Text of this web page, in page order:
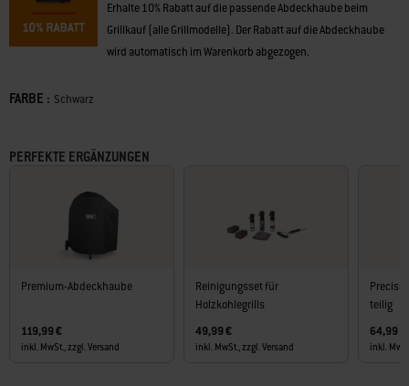
besonders lange Haltbarkeit
• Deckellüfter Rapidfire fördert den Luftstrom, um schnell eine hohe Hitze
zu erreichen
• One-Touch-Reinigungssystem für problemloses Säubern des Grills
Hitze
Erhalte 10% Rabatt auf die passende Abdeckhaube beim
Grillkauf (alle Grillmodelle). Der Rabatt auf die Abdeckhaube
wird automatisch im Warenkorb abgezogen.
Farbe
FARBE : Schwarz
PERFEKTE ERGÄNZUNGEN
Premium-Abdeckhaube
119,99 €
inkl. MwSt., zzgl. Versand
Reinigungsset für
Holzkohlegrills
49,99 €
inkl. MwSt., zzgl. Versand
teilig
64,99 €
inkl.